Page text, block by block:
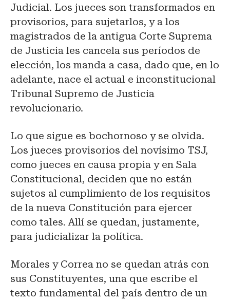
Judicial. Los jueces son transformados en
provisorios, para sujetarlos, y a los
magistrados de la antigua Corte Suprema
de Justicia les cancela sus períodos de
elección, los manda a casa, dado que, en lo
adelante, nace el actual e inconstitucional
Tribunal Supremo de Justicia
revolucionario.
Lo que sigue es bochornoso y se olvida.
Los jueces provisorios del novísimo TSJ,
como jueces en causa propia y en Sala
Constitucional, deciden que no están
sujetos al cumplimiento de los requisitos
de la nueva Constitución para ejercer
como tales. Allí se quedan, justamente,
para judicializar la política.
Morales y Correa no se quedan atrás con
sus Constituyentes, una que escribe el
texto fundamental del país dentro de un